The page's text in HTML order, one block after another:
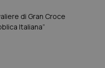
di Gran Croce
Italiana”